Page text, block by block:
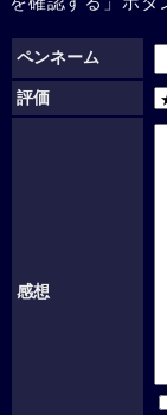
ペンネーム
評価
感想